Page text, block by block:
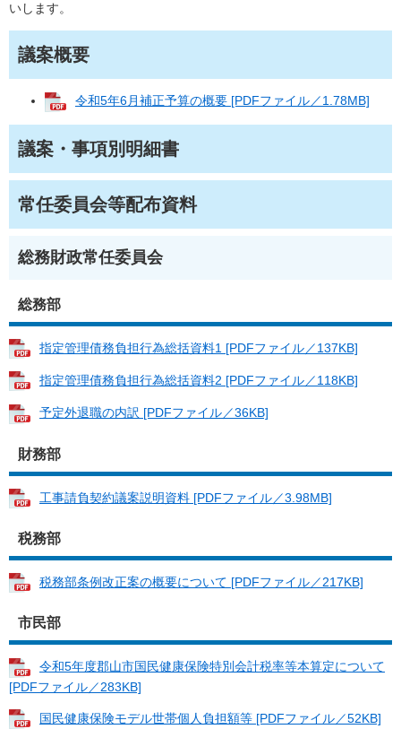
いします。
議案概要
令和5年6月補正予算の概要 [PDFファイル／1.78MB]
議案・事項別明細書
常任委員会等配布資料
総務財政常任委員会
総務部
指定管理債務負担行為総括資料1 [PDFファイル／137KB]
指定管理債務負担行為総括資料2 [PDFファイル／118KB]
予定外退職の内訳 [PDFファイル／36KB]
財務部
工事請負契約議案説明資料 [PDFファイル／3.98MB]
税務部
税務部条例改正案の概要について [PDFファイル／217KB]
市民部
令和5年度郡山市国民健康保険特別会計税率等本算定について
[PDFファイル／283KB]
国民健康保険モデル世帯個人負担額等 [PDFファイル／52KB]